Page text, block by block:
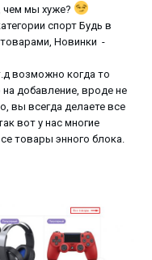
чем мы хуже?
спорт Будь в
Новинки -
возможно когда то
добавление, вроде не
вы всегда делаете все
вот у нас многие
товары энного блока.